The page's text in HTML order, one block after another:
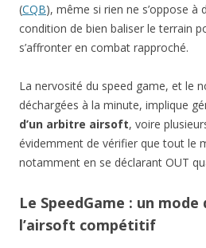
(CQB), même si rien ne s’oppose à
condition de bien baliser le terrain
s’affronter en combat rapproché.
La nervosité du speed game, et le
déchargées à la minute, implique
d’un arbitre airsoft, voire
évidemment de vérifier que tout le
notamment en se déclarant OUT
Le SpeedGame : un
l’airsoft compétitif